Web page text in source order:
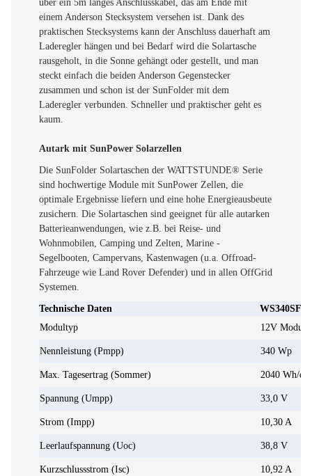
über ein 5m langes Anschlusskabel, das am Ende mit
einem Anderson Stecksystem versehen ist. Dank des
praktischen Stecksystems kann der Anschluss dauerhaft am
Laderegler hängen und bei Bedarf wird die Solartasche
rausgeholt, in die Sonne gehängt oder gestellt, und man
steckt einfach die beiden Anderson Gegenstecker
zusammen und schon ist der SunFolder mit dem
Laderegler verbunden. Schneller und praktischer geht es
kaum.
Autark mit SunPower Solarzellen
Die SunFolder Solartaschen der WATTSTUNDE® Serie
sind hochwertige Module mit SunPower Zellen, die
optimale Ergebnisse liefern und eine hohe Energieausbeute
zusichern. Die Solartaschen sind geeignet für alle autarken
Batterieanwendungen, wie z.B. bei Reise- und
Wohnmobilen, Camping und Zelten, Marine -
Segelbooten, Campervans, Kastenwagen (u.a. Offroad-
Fahrzeuge wie Land Rover Defender) und in allen OffGrid
Systemen.
Technische Daten
WS340SF+
Modultyp
12V Modul
Nennleistung (Pmpp) 340 Wp
Max. Tagesertrag (Sommer) 2040 Wh/d
Spannung (Umpp) 33,0 V
Strom (Impp) 10,30 A
Leerlaufspannung (Uoc) 38,8 V
Kurzschlussstrom (Isc) 10,92 A